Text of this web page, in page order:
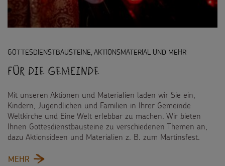
GOTTESDIENSTBAUSTEINE, AKTIONSMATERIAL UND MEHR
Für die Gemeinde
Mit unseren Aktionen und Materialien laden wir Sie ein,
Kindern, Jugendlichen und Familien in Ihrer Gemeinde
Weltkirche und Eine Welt erlebbar zu machen. Wir bieten
Ihnen Gottesdienstbausteine zu verschiedenen Themen an,
dazu Aktionsideen und Materialien z. B. zum Martinsfest.
MEHR